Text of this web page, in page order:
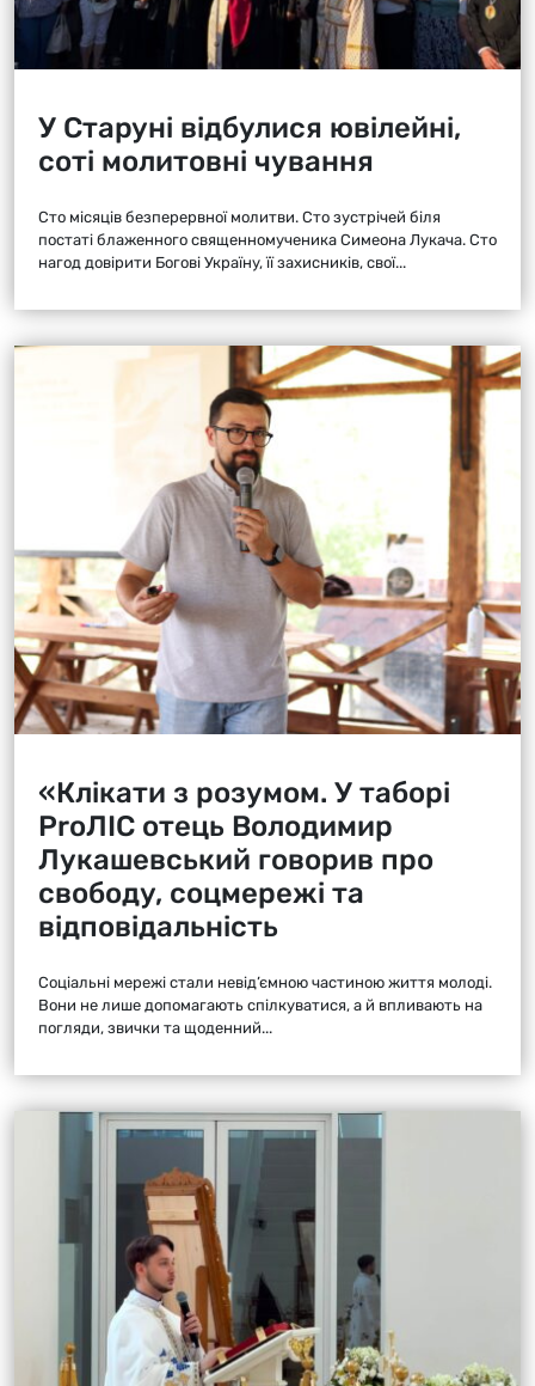
У Старуні відбулися ювілейні,
соті молитовні чування
Сто місяців безперервної молитви. Сто зустрічей біля
постаті блаженного священномученика Симеона Лукача. Сто
нагод довірити Богові Україну, її захисників, свої...
«Клікати з розумом. У таборі
ProЛІС отець Володимир
Лукашевський говорив про
свободу, соцмережі та
відповідальність
Соціальні мережі стали невід’ємною частиною життя молоді.
Вони не лише допомагають спілкуватися, а й впливають на
погляди, звички та щоденний...